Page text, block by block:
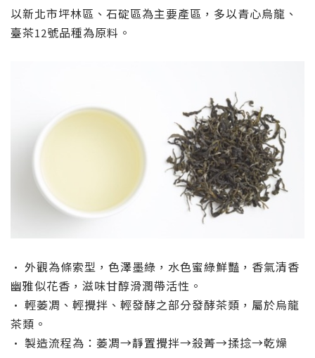
以新北市坪林區、石碇區為主要產區，多以青心烏龍、
臺茶12號品種為原料。
• 外觀為條索型，色澤墨綠，水色蜜綠鮮豔，香氣清香
幽雅似花香，滋味甘醇滑潤帶活性。
• 輕萎凋、輕攪拌、輕發酵之部分發酵茶類，屬於烏龍
茶類。
• 製造流程為：萎凋→靜置攪拌→殺菁→揉捻→乾燥